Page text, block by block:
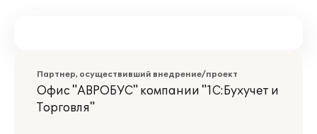
Партнер, осуществивший внедрение/проект
Офис "АВРОБУС" компании "1С:Бухучет и
Торговля"